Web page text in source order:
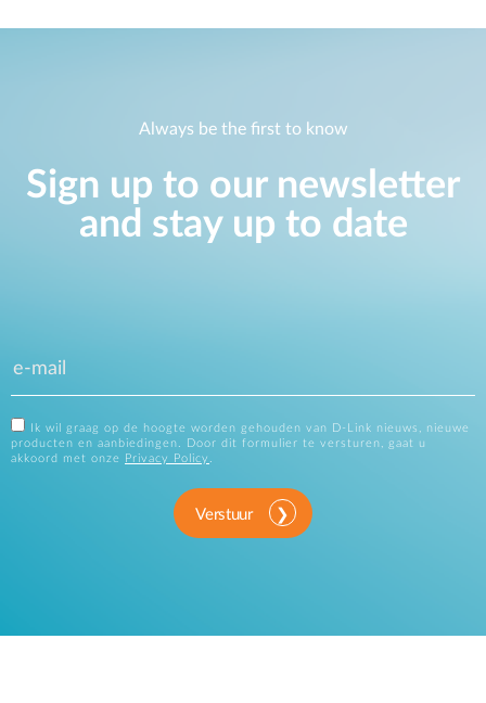
Always be the first to know
Sign up to our newsletter
and stay up to date
Ik wil graag op de hoogte worden gehouden van D-Link nieuws, nieuwe
producten en aanbiedingen. Door dit formulier te versturen, gaat u
akkoord met onze
Privacy Policy .
Verstuur